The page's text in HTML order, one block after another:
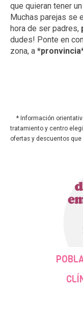
que quieran tener
Muchas parejas se
hora de ser padres,
dudes! Ponte en
zona, a
* Información
tratamiento y centro
ofertas y descuentos que